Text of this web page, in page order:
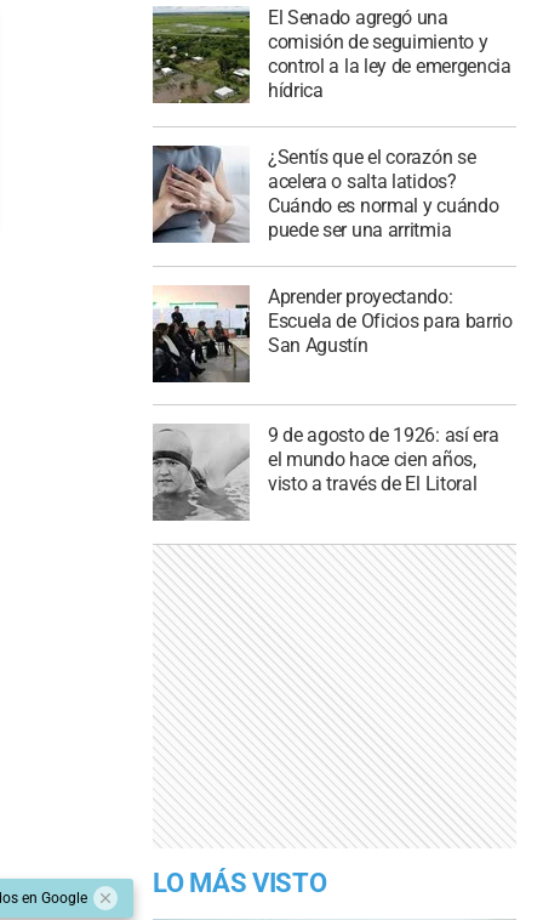
en Google
El Senado agregó una
comisión de seguimiento y
control a la ley de emergencia
hídrica
¿Sentís que el corazón se
acelera o salta latidos?
Cuándo es normal y cuándo
puede ser una arritmia
Aprender proyectando:
Escuela de Oficios para barrio
San Agustín
9 de agosto de 1926: así era
el mundo hace cien años,
visto a través de El Litoral
LO MÁS VISTO